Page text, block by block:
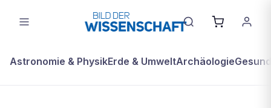
Astronomie & PhysikErde & UmweltArchäologie